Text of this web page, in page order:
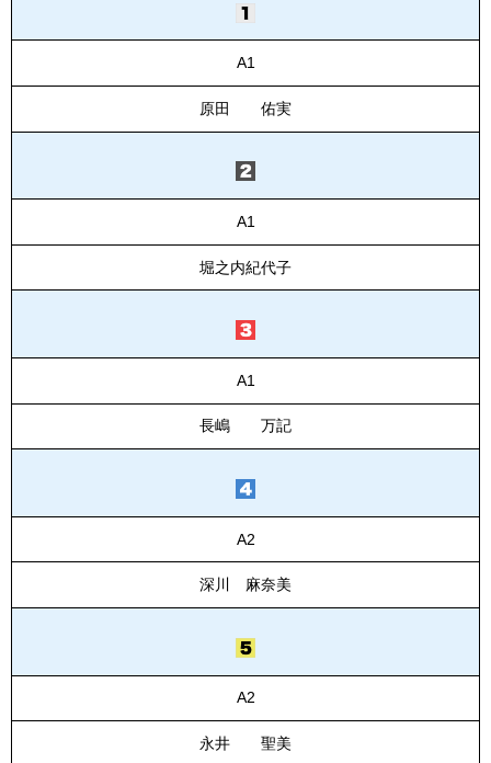
A1
原田 佑実
A1
堀之内紀代子
A1
長嶋 万記
A2
深川 麻奈美
A2
永井 聖美